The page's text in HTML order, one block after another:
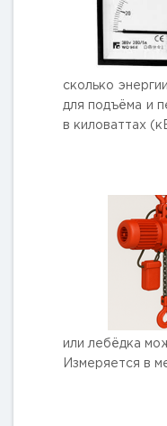
сколько
для подъёма и
в киловаттах
или лебёдка
Измеряется в